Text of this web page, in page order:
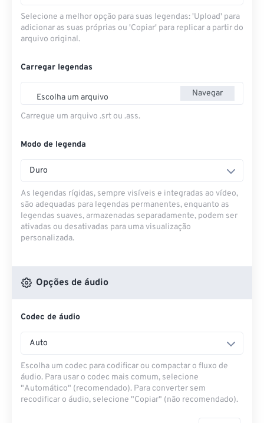
Selecione a melhor opção para suas legendas: 'Upload' para
adicionar as suas próprias ou 'Copiar' para replicar a partir do
arquivo original.
Carregar legendas
Escolha um arquivo Navegar
Carregue um arquivo .srt ou .ass.
Modo de legenda
Duro
As legendas rígidas, sempre visíveis e integradas ao vídeo,
são adequadas para legendas permanentes, enquanto as
legendas suaves, armazenadas separadamente, podem ser
ativadas ou desativadas para uma visualização
personalizada.
Opções de áudio
Codec de áudio
Auto
Escolha um codec para codificar ou compactar o fluxo de
áudio. Para usar o codec mais comum, selecione
"Automático" (recomendado). Para converter sem
recodificar o áudio, selecione "Copiar" (não recomendado).